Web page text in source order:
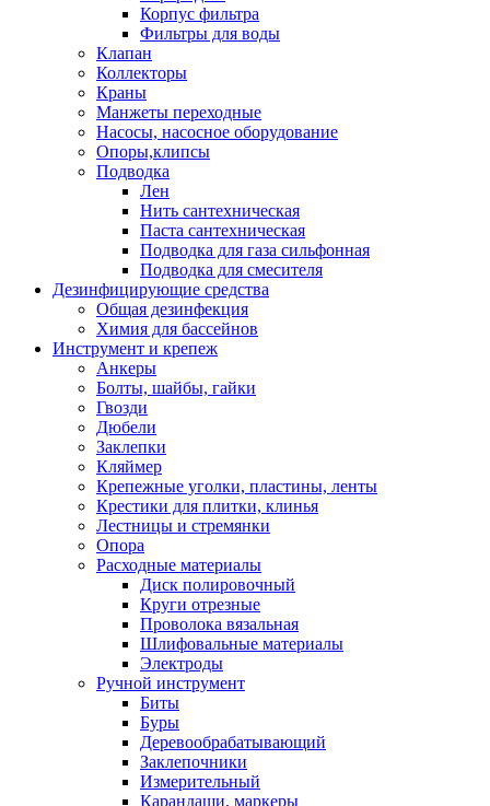
Корпус фильтра
Фильтры для воды
Клапан
Коллекторы
Краны
Манжеты переходные
Насосы, насосное оборудование
Опоры,клипсы
Подводка
Лен
Нить сантехническая
Паста сантехническая
Подводка для газа сильфонная
Подводка для смесителя
Дезинфицирующие средства
Общая дезинфекция
Химия для бассейнов
Инструмент и крепеж
Анкеры
Болты, шайбы, гайки
Гвозди
Дюбели
Заклепки
Кляймер
Крепежные уголки, пластины, ленты
Крестики для плитки, клинья
Лестницы и стремянки
Опора
Расходные материалы
Диск полировочный
Круги отрезные
Проволока вязальная
Шлифовальные материалы
Электроды
Ручной инструмент
Биты
Буры
Деревообрабатывающий
Заклепочники
Измерительный
Карандаши, маркеры